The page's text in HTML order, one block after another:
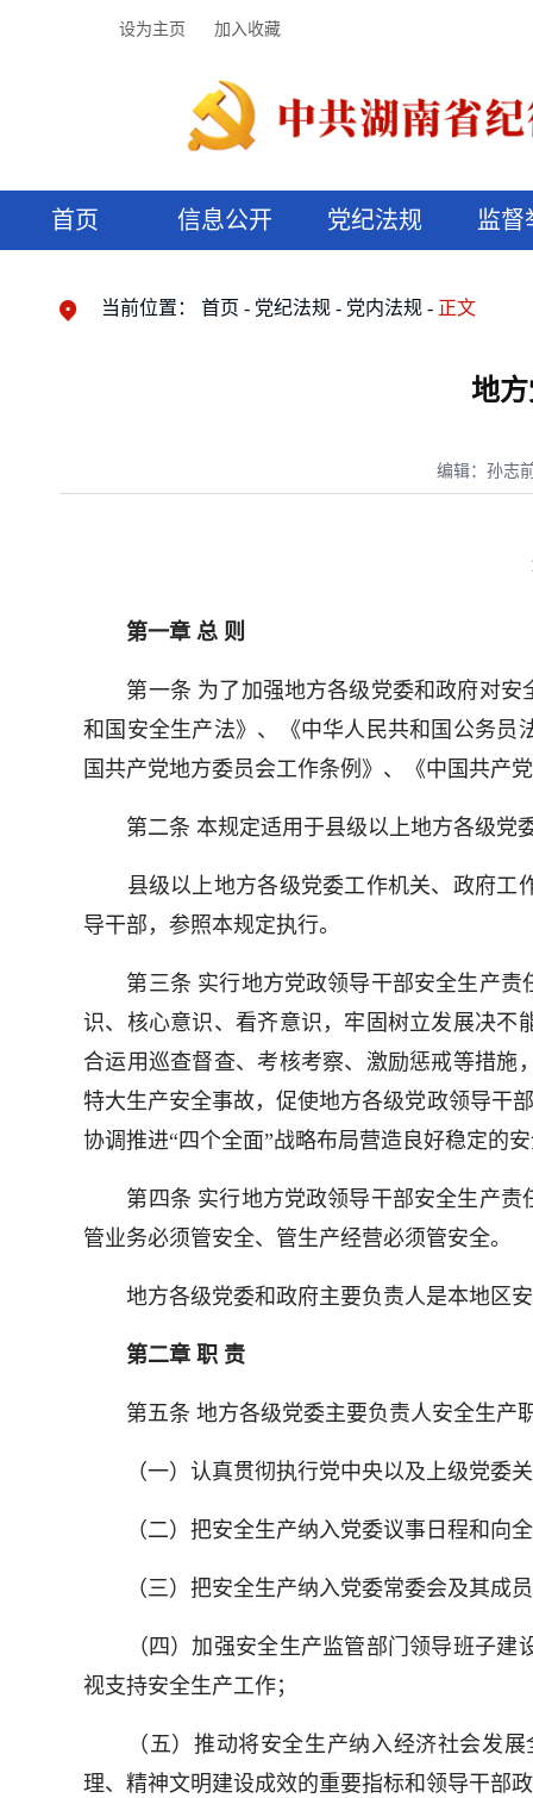
设为主页 加入收藏
首页 信息公开 党纪法规 监督
当前位置： 首页 党纪法规 党内法规 正文
地
编辑：孙志
第一章 总 则
第一条 为了加强地方各级党委和政府对安
和国安全生产法》、《中华人民共和国公务员
国共产党地方委员会工作条例》、《中国共产
第二条 本规定适用于县级以上地方各级党
县级以上地方各级党委工作机关、政府工
导干部，参照本规定执行。
第三条 实行地方党政领导干部安全生产责
识、核心意识、看齐意识，牢固树立发展决
合运用巡查督查、考核考察、激励惩戒等措
特大生产安全事故，促使地方各级党政领导干
协调推进“四个全面”战略布局营造良好稳定的
第四条 实行地方党政领导干部安全生产责
管业务必须管安全、管生产经营必须管安全。
地方各级党委和政府主要负责人是本地区安
第二章 职 责
第五条 地方各级党委主要负责人安全生产
（一）认真贯彻执行党中央以及上级党委关
（二）把安全生产纳入党委议事日程和向全
（三）把安全生产纳入党委常委会及其成员
（四）加强安全生产监管部门领导班子建
视支持安全生产工作；
（五）推动将安全生产纳入经济社会发展
理、精神文明建设成效的重要指标和领导干部